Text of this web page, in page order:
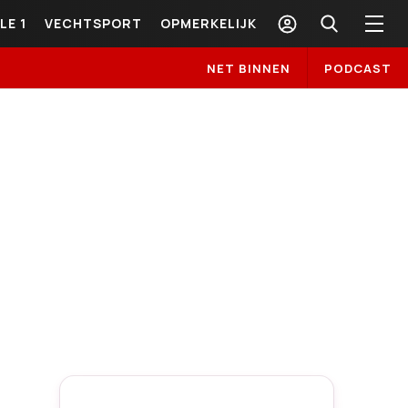
1 VECHTSPORT OPMERKELIJK
NET BINNEN PODCAST